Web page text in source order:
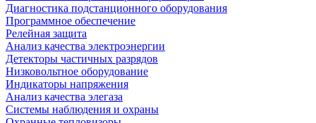
Диагностика подстанционного оборудования
Программное обеспечение
Релейная защита
Анализ качества электроэнергии
Детекторы частичных разрядов
Низковольтное оборудование
Индикаторы напряжения
Анализ качества элегаза
Системы наблюдения и охраны